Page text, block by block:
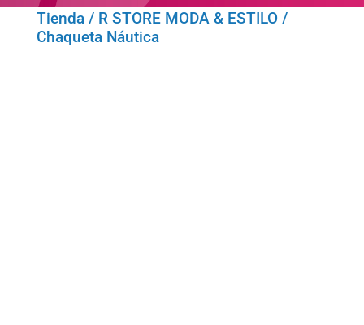
Tienda/ R STORE MODA & ESTILO/
Chaqueta Náutica